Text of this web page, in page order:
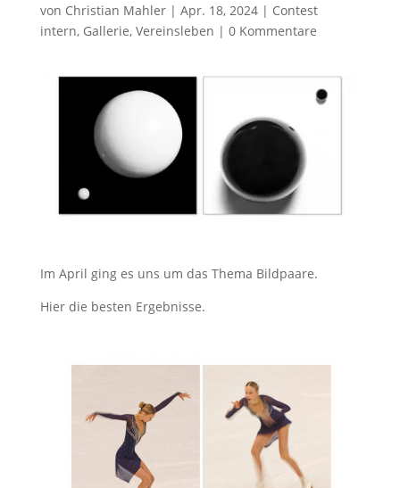
von Christian Mahler| Apr. 18, 2024| Contest
intern, Gallerie, Vereinsleben | 0 Kommentare
Im April ging es uns um das Thema Bildpaare.
Hier die besten Ergebnisse.